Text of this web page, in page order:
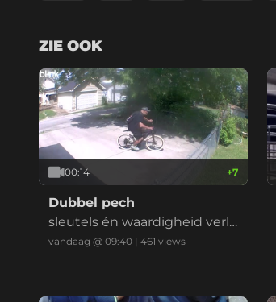
ZIE OOK
00:14 +7
Dubbel pech
sleutels én waardigheid verlo
ren door een enkel hekkie
vandaag @ 09:40 | 461 views